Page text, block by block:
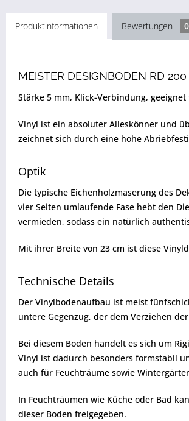
Produktinformationen Bewertungen 0
MEISTER DESIGNBODEN RD
Stärke 5 mm, Klick-Verbindung,
Vinyl ist ein absoluter Alleskönner und
zeichnet sich durch eine hohe
Optik
Die typische Eichenholzmaserung des
vier Seiten umlaufende Fase hebt den
vermieden, sodass ein natürlich
Mit ihrer Breite von 23 cm ist diese
Technische Details
Der Vinylbodenaufbau ist meist
untere Gegenzug, der dem Verziehen
Bei diesem Boden handelt es sich um
Vinyl ist dadurch besonders formstabil
auch für Feuchträume sowie
In Feuchträumen wie Küche oder Bad
dieser Boden freigegeben.